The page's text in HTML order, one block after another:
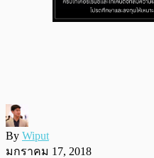
By Wiput
มกราคม 17, 2018